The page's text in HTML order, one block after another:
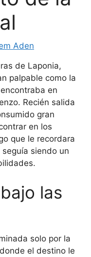
Aden
de Laponia,
palpable como la
en
Recién salida
gran
en los
que le recordara
siendo un
las
solo por la
el destino le